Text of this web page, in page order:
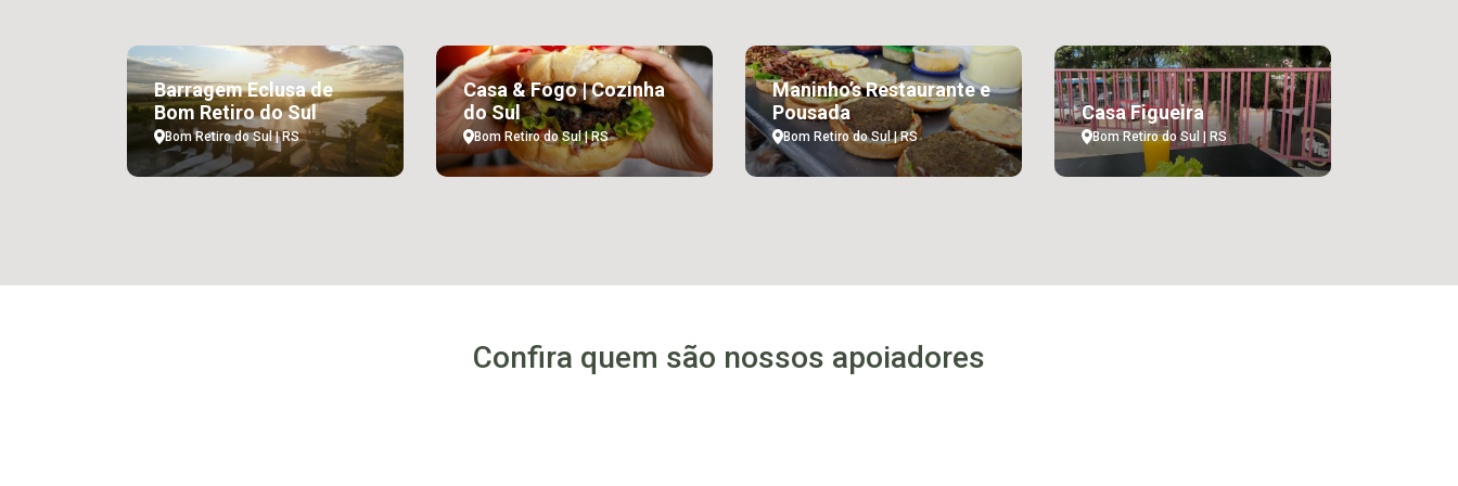
Barragem Eclusa de
Bom Retiro do Sul
Bom Retiro do Sul | RS
Casa & Fogo | Cozinha
do Sul
Bom Retiro do Sul | RS
Maninho’s Restaurante e
Pousada
Bom Retiro do Sul | RS
Casa Figueira
Bom Retiro do Sul | RS
Confira quem são nossos apoiadores